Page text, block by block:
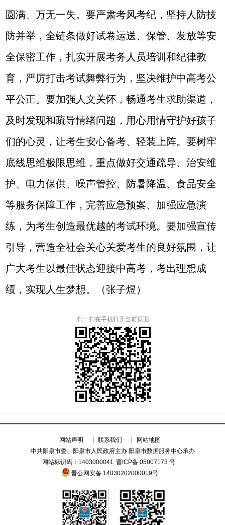
圆满、万无一失。要严肃考风考纪，坚持人防技
防并举，全链条做好试卷运送、保管、发放等安
全保密工作，扎实开展考务人员培训和纪律教
育，严厉打击考试舞弊行为，坚决维护中高考公
平公正。要加强人文关怀，畅通考生求助渠道，
及时发现和疏导情绪问题，用心用情守护好孩子
们的心灵，让考生安心备考、轻装上阵。要树牢
底线思维极限思维，重点做好交通疏导、治安维
护、电力保供、噪声管控、防暑降温、食品安全
等服务保障工作，完善应急预案、加强应急演
练，为考生创造最优越的考试环境。要加强宣传
引导，营造全社会关心关爱考生的良好氛围，让
广大考生以最佳状态迎接中高考，考出理想成
绩，实现人生梦想。（张子煜）
扫一扫在手机打开当前页面
网站声明 联系我们
网站地图
中共阳泉市委、阳泉市人民政府主办 阳泉市数据服务中心承办
网站标识码：1403000041 晋ICP备 05007173 号
晋公网安备 14030202000019号